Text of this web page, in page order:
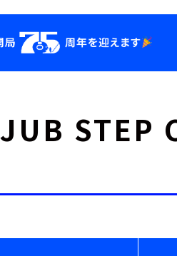
ズ
YouTubeSTEP